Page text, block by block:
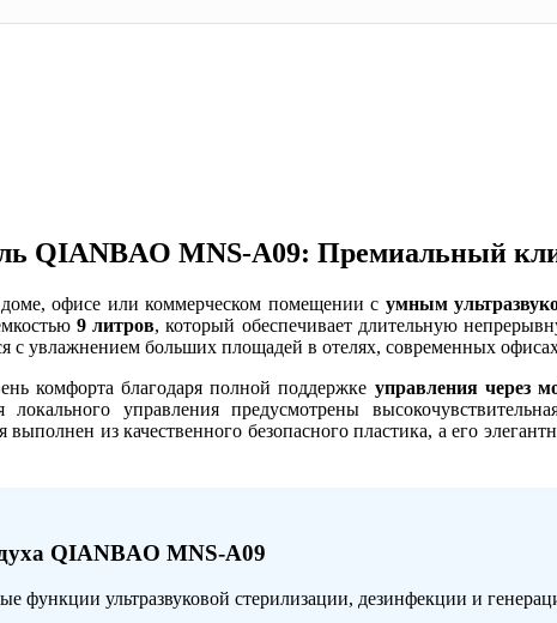
QIANBAO MNS-A09: Премиальный
офисе или коммерческом помещении с умным
9 литров, который обеспечивает длительную
с увлажнением больших площадей в отелях, современных
комфорта благодаря полной поддержке управления через
управления предусмотрены
из качественного безопасного пластика, а его
QIANBAO MNS-A09
функции ультразвуковой стерилизации, дезинфекции и